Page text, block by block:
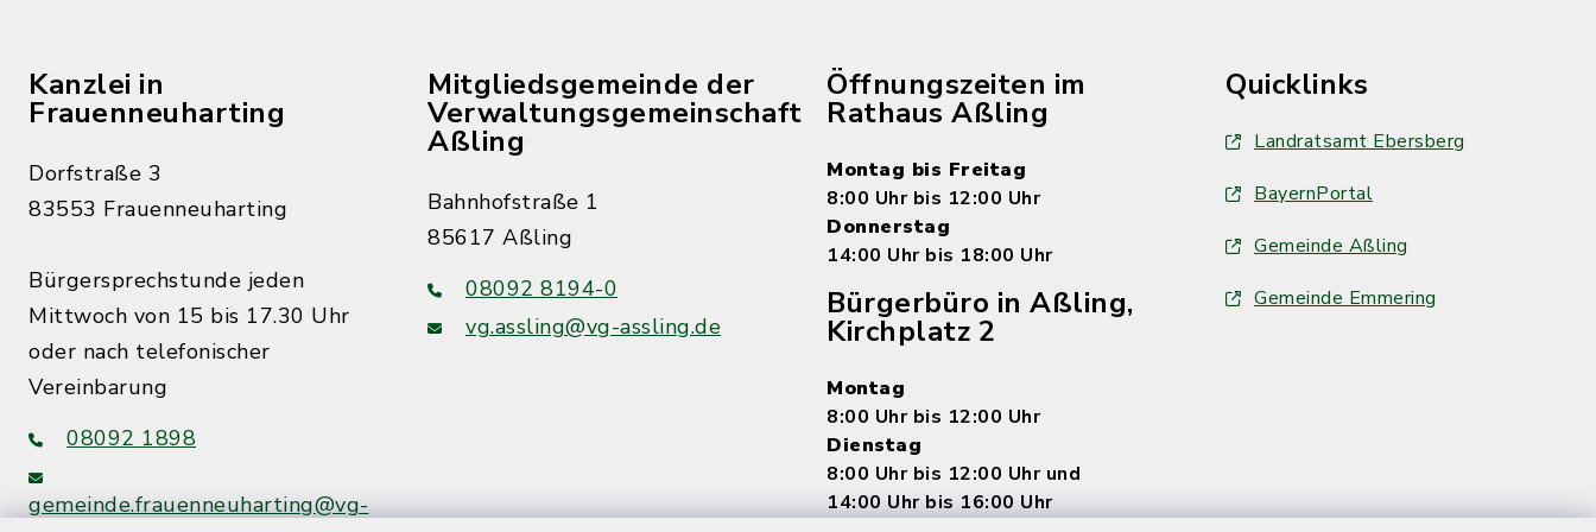
Kanzlei in
Frauenneuharting
Dorfstraße 3
83553 Frauenneuharting
Bürgersprechstunde jeden
Mittwoch von 15 bis 17.30 Uhr
oder nach telefonischer
Vereinbarung
08092 1898
gemeinde.frauenneuharting@vg-
Mitgliedsgemeinde der
Verwaltungsgemeinschaft
Aßling
Bahnhofstraße 1
85617 Aßling
08092 8194-0
vg.assling@vg-assling.de
Öffnungszeiten im
Rathaus Aßling
Montag bis Freitag
8:00 Uhr bis 12:00 Uhr
Donnerstag
14:00 Uhr bis 18:00 Uhr
Bürgerbüro in Aßling,
Kirchplatz 2
Montag
8:00 Uhr bis 12:00 Uhr
Dienstag
8:00 Uhr bis 12:00 Uhr und
14:00 Uhr bis 16:00 Uhr
Quicklinks
Landratsamt Ebersberg
BayernPortal
Gemeinde Aßling
Gemeinde Emmering